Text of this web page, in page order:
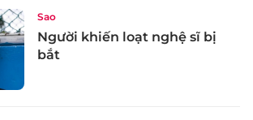
Sao
Người khiến loạt nghệ sĩ bị
bắt